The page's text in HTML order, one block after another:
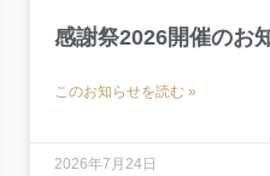
感謝祭2026開催のお
このお知らせを読む »
2026年7月24日